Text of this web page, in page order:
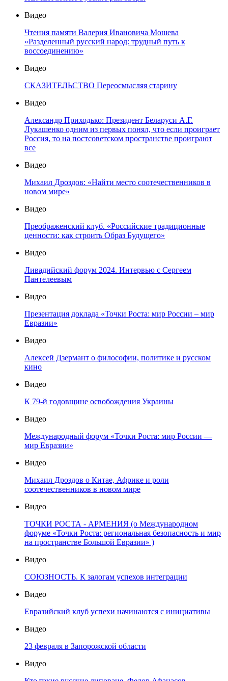
Видео
Чтения памяти Валерия Ивановича Мошева
«Разделенный русский народ: трудный путь к
воссоединению»
Видео
СКАЗИТЕЛЬСТВО Переосмысляя старину
Видео
Александр Приходько: Президент Беларуси А.Г.
Лукашенко одним из первых понял, что если проиграет
Россия, то на постсоветском пространстве проиграют
все
Видео
Михаил Дроздов: «Найти место соотечественников в
новом мире»
Видео
Преображенский клуб. «Российские традиционные
ценности: как строить Образ Будущего»
Видео
Ливадийский форум 2024. Интервью с Сергеем
Пантелеевым
Видео
Презентация доклада «Точки Роста: мир России – мир
Евразии»
Видео
Алексей Дзермант о философии, политике и русском
кино
Видео
К 79-й годовщине освобождения Украины
Видео
Международный форум «Точки Роста: мир России —
мир Евразии»
Видео
Михаил Дроздов о Китае, Африке и роли
соотечественников в новом мире
Видео
ТОЧКИ РОСТА - АРМЕНИЯ (о Международном
форуме «Точки Роста: региональная безопасность и мир
на пространстве Большой Евразии» )
Видео
СОЮЗНОСТЬ. К залогам успехов интеграции
Видео
Евразийский клуб успехи начинаются с инициативы
Видео
23 февраля в Запорожской области
Видео